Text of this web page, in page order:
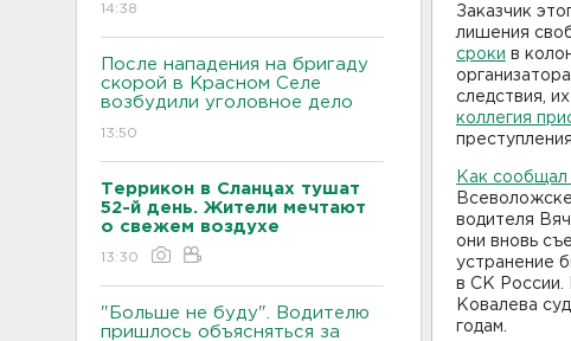
14:38
После нападения на бригаду
скорой в Красном Селе
возбудили уголовное дело
13:50
Террикон в Сланцах тушат
52-й день. Жители мечтают
о свежем воздухе
13:30
"Больше не буду". Водителю
пришлось объясняться за
Заказчик
лишения
сроки в
следствия,
коллегия
преступления.
Как сообщал
водителя
они вновь
устранение
в СК России.
Ковалева
годам.